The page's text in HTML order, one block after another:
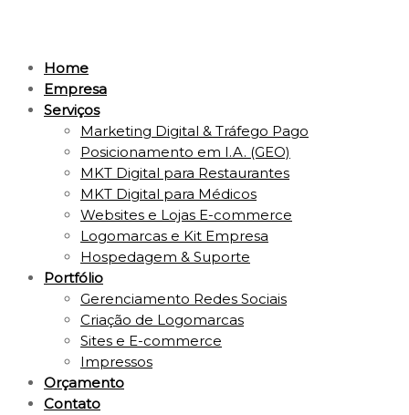
Home
Empresa
Serviços
Marketing Digital & Tráfego Pago
Posicionamento em I.A. (GEO)
MKT Digital para Restaurantes
MKT Digital para Médicos
Websites e Lojas E-commerce
Logomarcas e Kit Empresa
Hospedagem & Suporte
Portfólio
Gerenciamento Redes Sociais
Criação de Logomarcas
Sites e E-commerce
Impressos
Orçamento
Contato